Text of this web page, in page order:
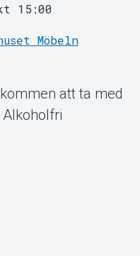
15:00
Möbeln
att ta med